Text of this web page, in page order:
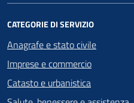
CATEGORIE DI SERVIZIO
Anagrafe e stato civile
Imprese e commercio
Catasto e urbanistica